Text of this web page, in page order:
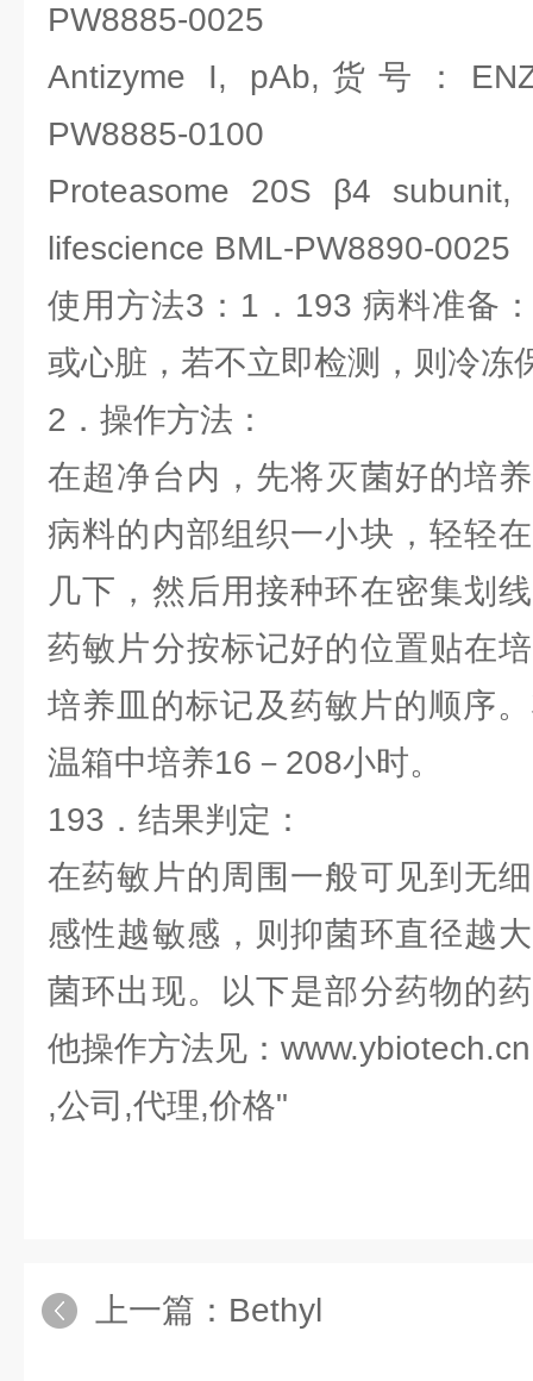
PW8885-0025
Antizyme I, pAb,货号：
PW8885-0100
Proteasome 20S β4
lifescience BML-PW8890-0025
使用方法3：1．193 病料准备
或心脏，若不立即检测，则冷冻
2．操作方法：
在超净台内，先将灭菌好的培
病料的内部组织一小块，轻轻
几下，然后用接种环在密集划
药敏片分按标记好的位置贴在
培养皿的标记及药敏片的顺序
温箱中培养16－208小时。
193．结果判定：
在药敏片的周围一般可见到无
感性越敏感，则抑菌环直径越
菌环出现。以下是部分药物的
他操作方法见：www.ybiotech.cn
,公司,代理,价格"
上一篇： Bethyl